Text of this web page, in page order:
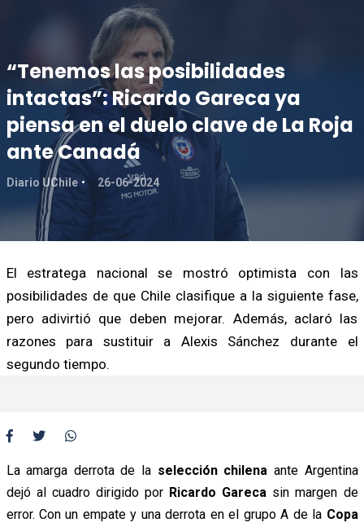
“Tenemos las posibilidades
intactas”: Ricardo Gareca ya
piensa en el duelo clave de La Roja
ante Canadá
Diario UChile 26-06-2024
El estratega nacional se mostró optimista con las
posibilidades de que Chile clasifique a la siguiente fase,
pero adivirtió que deben mejorar. Además, aclaró las
razones para sustituir a Alexis Sánchez durante el
segundo tiempo.
La amarga derrota de la selección chilena ante Argentina
dejó al cuadro dirigido por Ricardo Gareca sin margen de
error. Con un empate y una derrota en el grupo A de la Copa